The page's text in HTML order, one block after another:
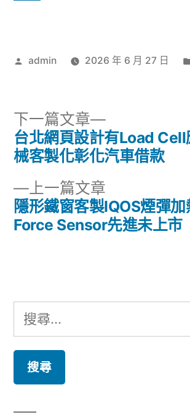
作
admin 2026 年 6 月 27 日
文
導
覽
上一篇文章
一
篇
隱形鐵窗客製IQOS煙彈
Force Sensor先進未上市
下一篇文章
下
一
篇
台北網頁設計有Load
械客製化彰化汽車借款
搜
尋
鍵
字: